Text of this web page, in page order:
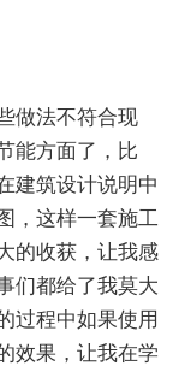
做法不符合现
能方面了，比
建筑设计说明中
，这样一套施工
的收获，让我感
们都给了我莫大
过程中如果使用
效果，让我在学